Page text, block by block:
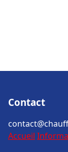
Contact
Accueil